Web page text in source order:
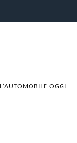
L’AUTOMOBILE OGGI